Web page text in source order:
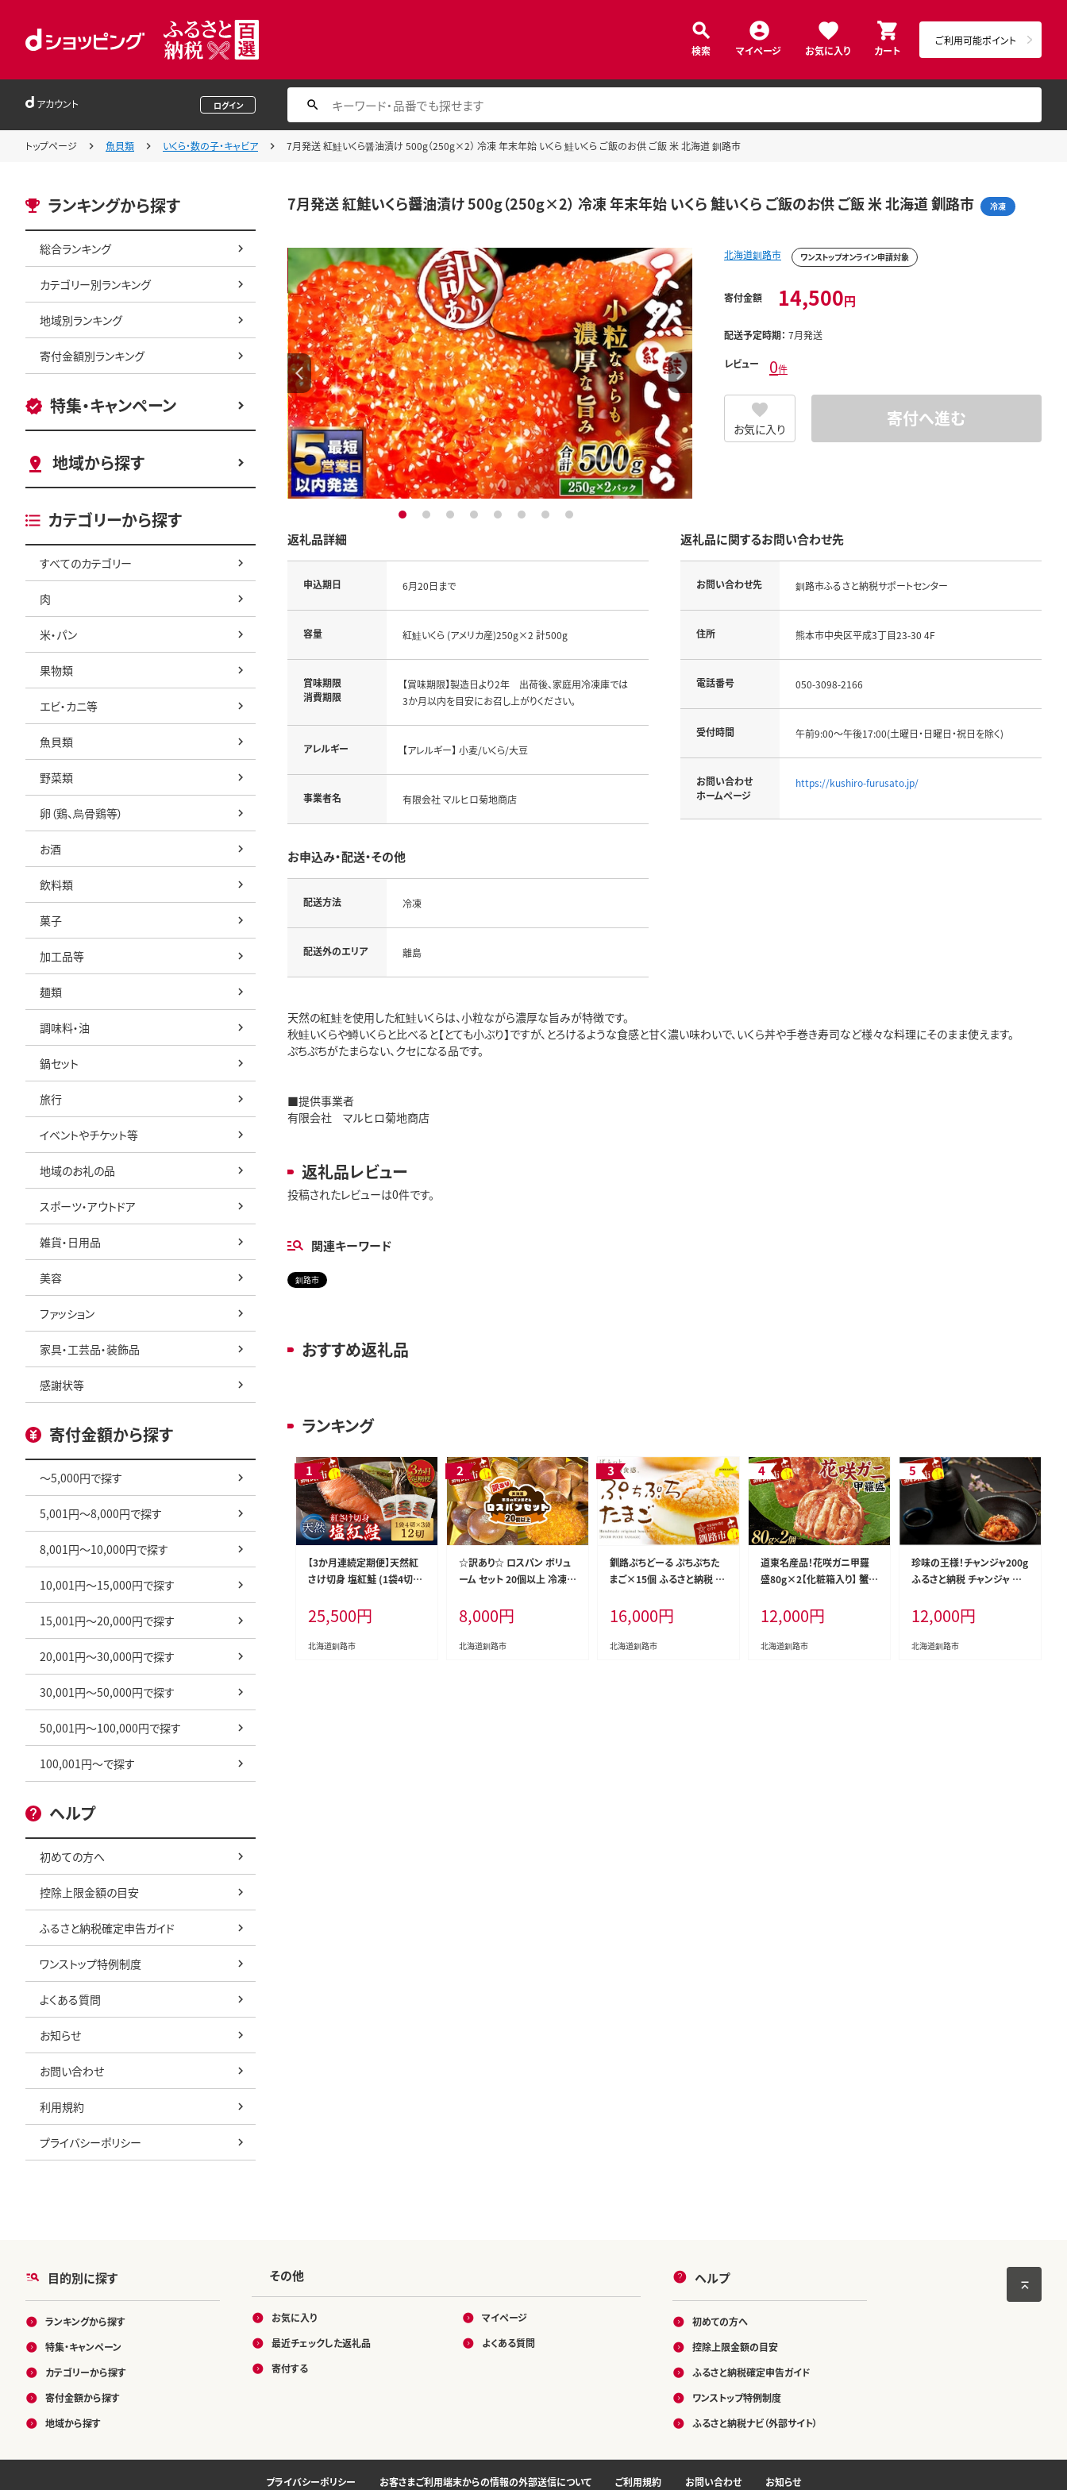
検索 マイページ お気に入り カート
ご利用可能ポイント
アカウント ログイン
トップページ 魚貝類 いくら・数の子・キャビア 7月発送 紅鮭いくら醤油漬け 500g（250g×2） 冷凍 年末年始 いくら 鮭いくら ご飯のお供 ご飯 米 北海道 釧路市
ランキングから探す
総合ランキング
カテゴリー別ランキング
地域別ランキング
寄付金額別ランキング
特集・キャンペーン
地域から探す
カテゴリーから探す
すべてのカテゴリー
肉
米・パン
果物類
エビ・カニ等
魚貝類
野菜類
卵（鶏、烏骨鶏等）
お酒
飲料類
菓子
加工品等
麺類
調味料・油
鍋セット
旅行
イベントやチケット等
地域のお礼の品
スポーツ・アウトドア
雑貨・日用品
美容
ファッション
家具・工芸品・装飾品
感謝状等
寄付金額から探す
～5,000円で探す
5,001円～8,000円で探す
8,001円～10,000円で探す
10,001円～15,000円で探す
15,001円～20,000円で探す
20,001円～30,000円で探す
30,001円～50,000円で探す
50,001円～100,000円で探す
100,001円～で探す
ヘルプ
初めての方へ
控除上限金額の目安
ふるさと納税確定申告ガイド
ワンストップ特例制度
よくある質問
お知らせ
お問い合わせ
利用規約
プライバシーポリシー
7月発送 紅鮭いくら醤油漬け 500g（250g×2） 冷凍 年末年始 いくら 鮭いくら ご飯のお供 ご飯 米 北海道 釧路市 冷凍
1 2 3 4 5 6 7 8
北海道釧路市 ワンストップオンライン申請対象
寄付金額 14,500円
配送予定時期： 7月発送
レビュー 0件
お気に入り 寄付へ進む
返礼品詳細
申込期日 6月20日まで
容量 紅鮭いくら (アメリカ産)250g×2 計500g
賞味期限
消費期限
【賞味期限】製造日より2年 出荷後、家庭用冷凍庫では
3か月以内を目安にお召し上がりください。
アレルギー 【アレルギー】 小麦/いくら/大豆
事業者名 有限会社 マルヒロ菊地商店
お申込み・配送・その他
配送方法 冷凍
配送外のエリア 離島
返礼品に関するお問い合わせ先
お問い合わせ先 釧路市ふるさと納税サポートセンター
住所 熊本市中央区平成3丁目23-30 4F
電話番号 050-3098-2166
受付時間 午前9:00～午後17:00(土曜日・日曜日・祝日を除く)
お問い合わせ
ホームページ
https://kushiro-furusato.jp/
天然の紅鮭を使用した紅鮭いくらは、小粒ながら濃厚な旨みが特徴です。
秋鮭いくらや鱒いくらと比べると【とても小ぶり】ですが、とろけるような食感と甘く濃い味わいで、いくら丼や手巻き寿司など様々な料理にそのまま使えます。
ぷちぷちがたまらない、クセになる品です。
■提供事業者
有限会社 マルヒロ菊地商店
返礼品レビュー
投稿されたレビューは0件です。
関連キーワード
釧路市
おすすめ返礼品
ランキング
【3か月連続定期便】天然紅
さけ切身 塩紅鮭 (1袋4切入
切り身 海鮮 魚 切身 小分け
25,500円
北海道釧路市
☆訳あり☆ ロスパン ボリュ
ーム セット 20個以上 冷凍
不揃い 家計応援 フードロス
SDGs サステナブル コスパ
大容量 便利 レンチン 時短
8,000円
北海道釧路市
釧路ぷちどーる ぷちぷちた
まご×15個 ふるさと納税 菓
16,000円
北海道釧路市
道東名産品！花咲ガニ甲羅
盛80g×2【化粧箱入り】 蟹
答品 プレゼント 北海道 魚介
海産物 F4F-3200
12,000円
北海道釧路市
珍味の王様！チャンジャ200g
ふるさと納税 チャンジャ 珍
12,000円
北海道釧路市
目的別に探す
ランキングから探す
特集・キャンペーン
カテゴリーから探す
寄付金額から探す
地域から探す
その他
お気に入り
最近チェックした返礼品
寄付する
マイページ
よくある質問
ヘルプ
初めての方へ
控除上限金額の目安
ふるさと納税確定申告ガイド
ワンストップ特例制度
ふるさと納税ナビ（外部サイト）
プライバシーポリシー お客さまご利用端末からの情報の外部送信について ご利用規約 お問い合わせ お知らせ